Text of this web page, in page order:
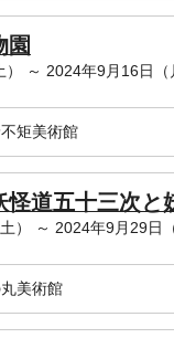
園
～ 2024年9月16日（
矩美術館
怪道五十三次と
） ～ 2024年9月29日（
美術館